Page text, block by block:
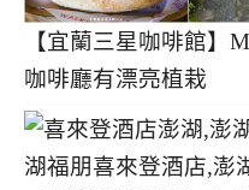
【宜蘭三星咖啡館】
咖啡廳有漂亮植栽